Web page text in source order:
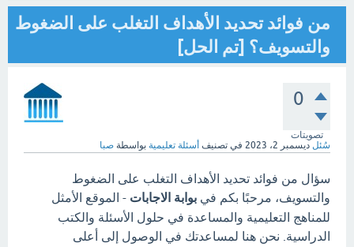
من فوائد تحديد الأهداف التغلب على الضغوط
والتسويف؟ [تم الحل]
0
تصويتات
سُئل ديسمبر 2، 2023 في تصنيف أسئلة تعليمية بواسطة صبا
سؤال من فوائد تحديد الأهداف التغلب على الضغوط
والتسويف، مرحبًا بكم في بوابة الاجابات - الموقع الأمثل
للمناهج التعليمية والمساعدة في حلول الأسئلة والكتب
الدراسية. نحن هنا لمساعدتك في الوصول إلى أعلى